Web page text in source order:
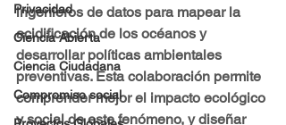
Privacidad
Ciencia Abierta
Ciencia Ciudadana
Compromiso social
ingenieros de datos para mapear la
acidificación de los océanos y
desarrollar políticas ambientales
preventivas. Esta colaboración permite
comprender mejor el impacto ecológico
y social de este fenómeno, y diseñar